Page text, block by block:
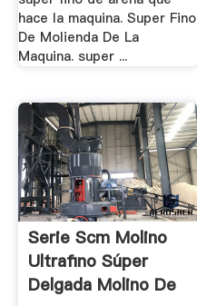
hace la maquina. Super Fino
De Molienda De La
Maquina. super ...
Serie Scm Molino
Ultrafino Súper
Delgada Molino De